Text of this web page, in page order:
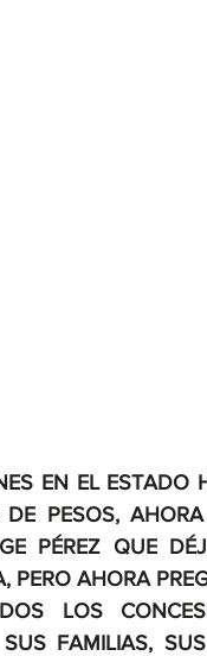
EN EL ESTADO
PESOS,
PÉREZ QUE
PERO AHORA
LOS
FAMILIAS,